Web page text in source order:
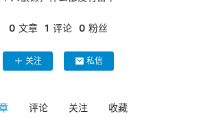
0 文章 1 评论 0 粉丝
关注 私信
评论 关注 收藏